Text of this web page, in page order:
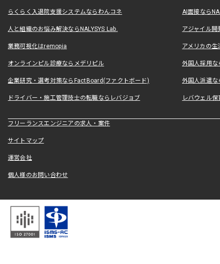
らくらく入退院支援システムならわんコネ AI面接なら
人と組織のお悩み解決ならNALYSYS Lab. アジャイル
業務可視化はremopia アメリカの
オンラインピル診療ならメデリピル 外国人採用
企業研究・選考対策ならFactBoard(ファクトボード) 外国人派遣な
ドライバー・施工管理技士の転職ならレバジョブ レバウェル
フリーランスエンジニアの求人・案件
サイトマップ
運営会社
個人様のお問い合わせ